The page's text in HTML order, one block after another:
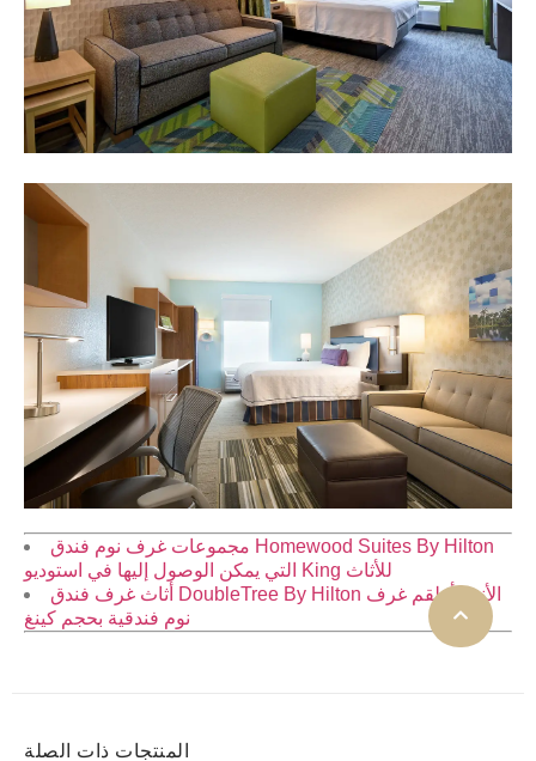
مجموعات غرف نوم فندق Homewood Suites By Hilton
أثاث غرف فندق DoubleTree By Hilton الأنيق أطقم غرف
المنتجات ذات الصلة